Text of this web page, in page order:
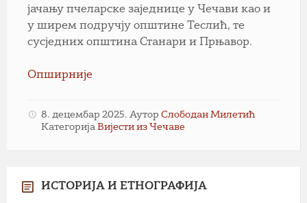
јачању пчеларске заједнице у Чечави као и
у ширем подручју општине Теслић, те
сусједних општина Станари и Прњавор.
Опширније
8. децембар 2025. Аутор Слободан Милетић
Категорија Вијести из Чечаве
ИСТОРИЈА И ЕТНОГРАФИЈА